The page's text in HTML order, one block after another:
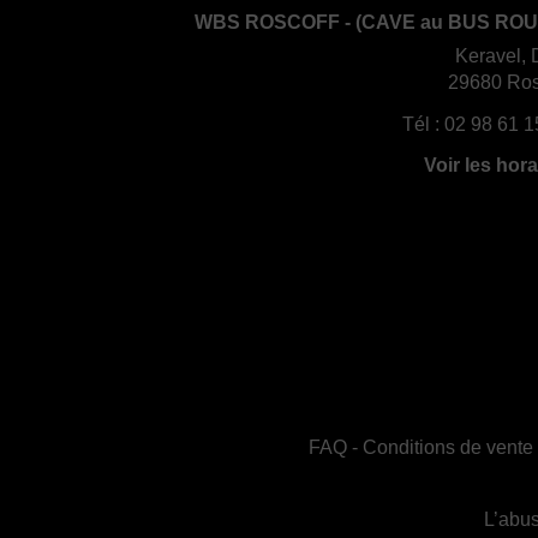
WBS ROSCOFF - (CAVE au BUS
Keravel,
29680
Tél : 02 98 61
Voir les
FAQ- Conditions de vente